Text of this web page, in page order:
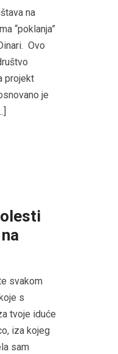
na
“poklanja”
Ovo
projekt
je
svakom
s
tvoje iduće
iza kojeg
sam